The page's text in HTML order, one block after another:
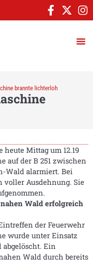
brannte lichterloh
Mittag um 12.19
auf der B 251 zwischen
Wald alarmiert. Bei
Ausdehnung. Sie
Wald erfolgreich
der Feuerwehr
wurde unter Einsatz
Ein
Wald durch bereits